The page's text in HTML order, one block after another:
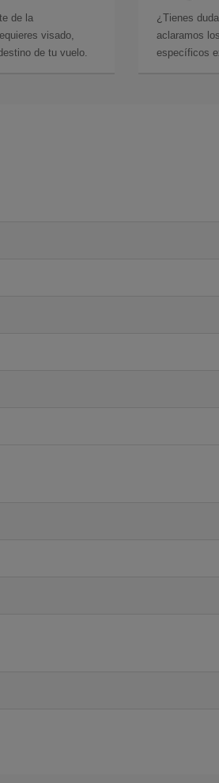
de la
visado,
de tu vuelo.
¿Tienes
aclaramos
específicos